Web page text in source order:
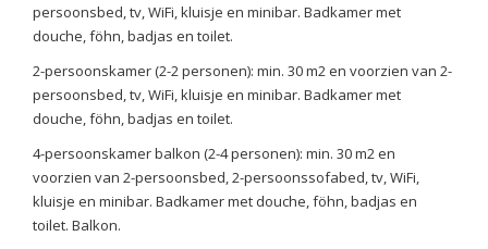
persoonsbed, tv, WiFi, kluisje en minibar. Badkamer met
douche, föhn, badjas en toilet.
2-persoonskamer (2-2 personen): min. 30 m2 en voorzien van 2-
persoonsbed, tv, WiFi, kluisje en minibar. Badkamer met
douche, föhn, badjas en toilet.
4-persoonskamer balkon (2-4 personen): min. 30 m2 en
voorzien van 2-persoonsbed, 2-persoonssofabed, tv, WiFi,
kluisje en minibar. Badkamer met douche, föhn, badjas en
toilet. Balkon.